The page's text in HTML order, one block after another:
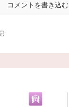
コメントを書き込む